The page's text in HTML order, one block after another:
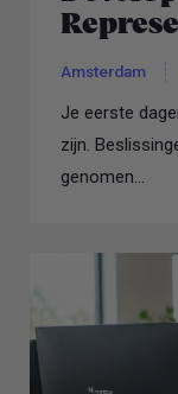
Amsterdam
Je eerste
zijn.
genomen...